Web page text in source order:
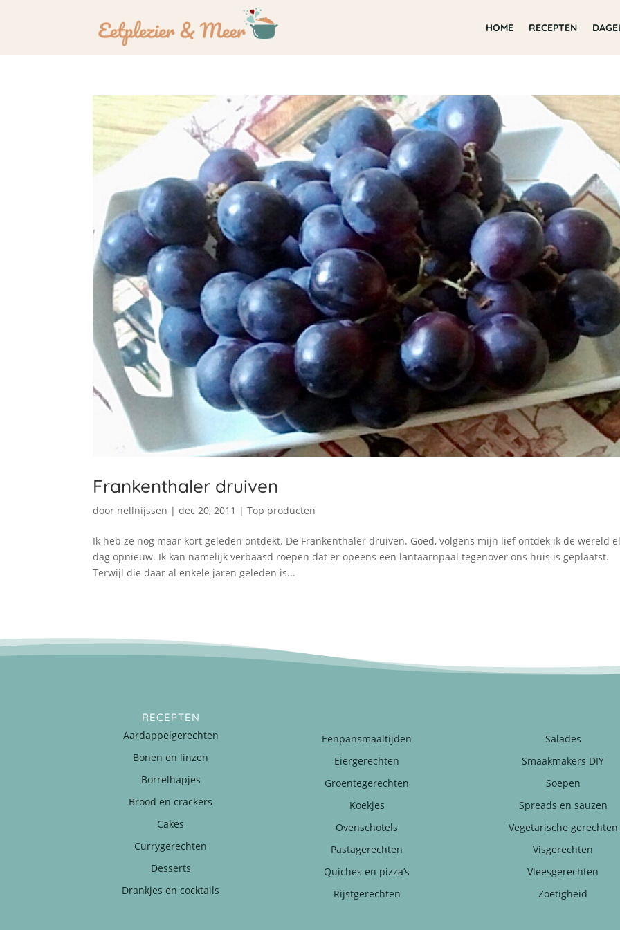
HOME RECEPTEN
Frankenthaler druiven
door nellnijssen |dec 20, 2011 |Top producten
Ik heb ze nog maar kort geleden ontdekt. De Frankenthaler druiven. Goed, volgens mijn lief ontdek ik de wereld
dag opnieuw. Ik kan namelijk verbaasd roepen dat er opeens een lantaarnpaal tegenover ons huis is geplaatst.
Terwijl die daar al enkele jaren geleden is...
RECEPTEN
Aardappelgerechten
Bonen en linzen
Borrelhapjes
Brood en crackers
Cakes
Currygerechten
Desserts
Drankjes en cocktails
Eenpansmaaltijden
Eiergerechten
Groentegerechten
Koekjes
Ovenschotels
Pastagerechten
Quiches en pizza’s
Rijstgerechten
Salades
Smaakmakers DIY
Soepen
Spreads en sauzen
Vegetarische gerechten
Visgerechten
Vleesgerechten
Zoetigheid